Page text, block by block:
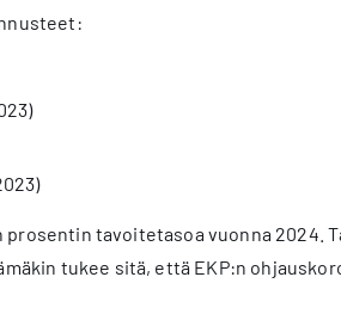
tavoitetasoa vuonna 2024.
tukee sitä, että EKP:n